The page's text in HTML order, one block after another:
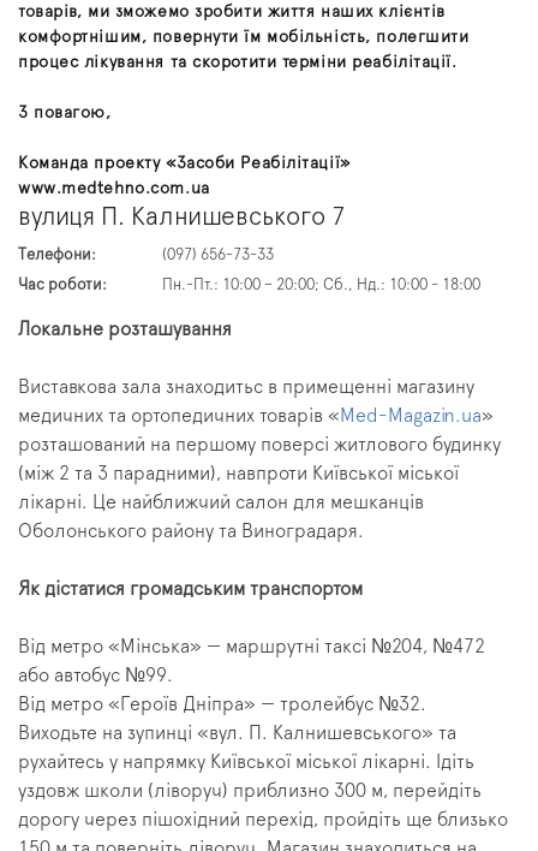
товарів, ми зможемо зробити життя наших клієнтів
комфортнішим, повернути їм мобільність, полегшити
процес лікування та скоротити терміни реабілітації.
З повагою,
Команда проекту «Засоби Реабілітації»
www.medtehno.com.ua
вулиця П. Калнишевського 7
Телефони:
(097) 656-73-33
Час роботи:
Пн.-Пт.: 10:00 – 20:00; Сб., Нд.: 10:00 - 18:00
Локальне розташування
Виставкова зала знаходитьс в примещенні магазину
медичних та ортопедичних товарів «Med-Magazin.ua»
розташований на першому поверсі житлового будинку
(між 2 та 3 парадними), навпроти Київської міської
лікарні. Це найближчий салон для мешканців
Оболонського району та Виноградаря.
Як дістатися громадським транспортом
Від метро «Мінська» — маршрутні таксі №204, №472
або автобус №99.
Від метро «Героїв Дніпра» — тролейбус №32.
Виходьте на зупинці «вул. П. Калнишевського» та
рухайтесь у напрямку Київської міської лікарні. Ідіть
уздовж школи (ліворуч) приблизно 300 м, перейдіть
дорогу через пішохідний перехід, пройдіть ще близько